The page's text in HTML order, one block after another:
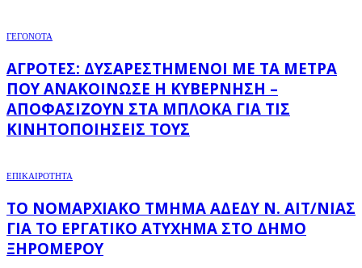
ΓΕΓΟΝΟΤΑ
ΑΓΡΌΤΕΣ: ΔΥΣΑΡΕΣΤΗΜΈΝΟΙ ΜΕ ΤΑ ΜΈΤΡΑ
ΠΟΥ ΑΝΑΚΟΊΝΩΣΕ Η ΚΥΒΈΡΝΗΣΗ –
ΑΠΟΦΑΣΊΖΟΥΝ ΣΤΑ ΜΠΛΌΚΑ ΓΙΑ ΤΙΣ
ΚΙΝΗΤΟΠΟΙΉΣΕΙΣ ΤΟΥΣ
ΕΠΙΚΑΙΡΟΤΗΤΑ
ΤΟ ΝΟΜΑΡΧΙΑΚΌ ΤΜΉΜΑ ΑΔΕΔΥ Ν. ΑΙΤ/ΝΊΑΣ
ΓΙΑ ΤΟ ΕΡΓΑΤΙΚΌ ΑΤΎΧΗΜΑ ΣΤΟ ΔΉΜΟ
ΞΗΡΟΜΈΡΟΥ